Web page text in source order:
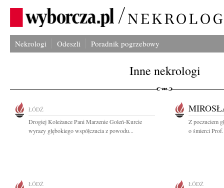
Nekrologi Odeszli Poradnik pogrzebowy
Inne nekrologi
ŁÓDŹ
Drogiej Koleżance Pani Marzenie Goleń-Kurcie
wyrazy głębokiego współczucia z powodu...
Z poczuciem
o śmierci
ŁÓDŹ ŁÓDŹ